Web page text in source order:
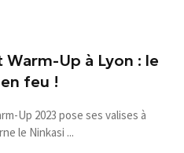
Warm-Up à Lyon : le
feu !
Up 2023 pose ses valises à
le Ninkasi ...